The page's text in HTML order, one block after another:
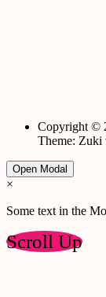
Copyright ©
Theme: Zuki
Open Modal
×
Some text in the
Scroll Up